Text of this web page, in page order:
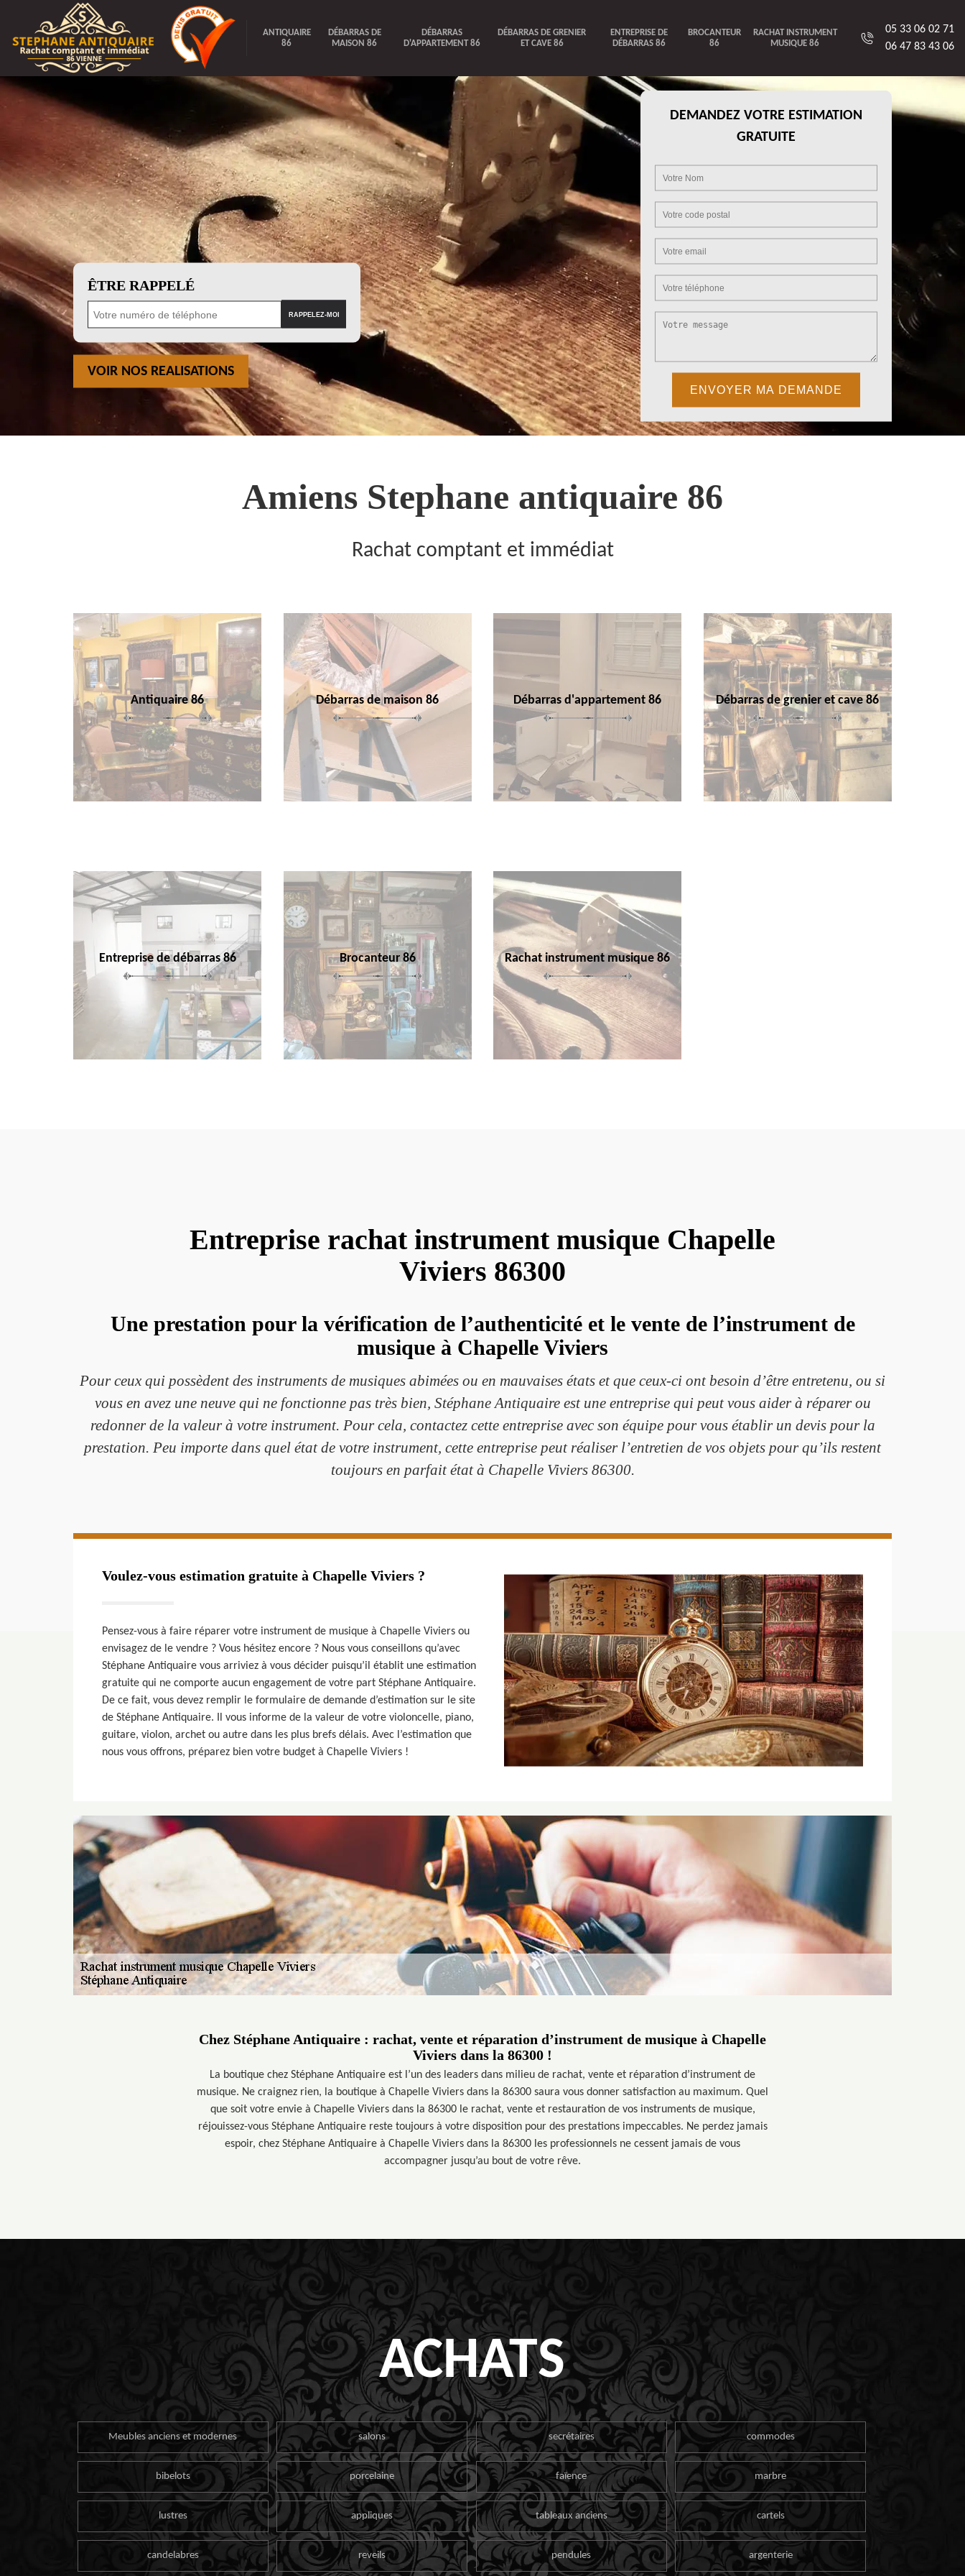
ANTIQUAIRE
86
DÉBARRAS DE
MAISON 86
DÉBARRAS
D'APPARTEMENT 86
DÉBARRAS DE GRENIER
ET CAVE 86
ENTREPRISE DE
DÉBARRAS 86
BROCANTEUR
86
RACHAT INSTRUMENT
MUSIQUE 86
05 33 06 02 71
06 47 83 43 06
ÊTRE RAPPELÉ
VOIR NOS REALISATIONS
DEMANDEZ VOTRE ESTIMATION
GRATUITE
Amiens Stephane antiquaire 86
Rachat comptant et immédiat
Antiquaire 86 Débarras de maison 86 Débarras d'appartement 86 Débarras de grenier et cave 86
Entreprise de débarras 86 Brocanteur 86 Rachat instrument musique 86
Entreprise rachat instrument musique Chapelle
Viviers 86300
Une prestation pour la vérification de l’authenticité et le vente de l’instrument de
musique à Chapelle Viviers
Pour ceux qui possèdent des instruments de musiques abimées ou en mauvaises états et que ceux-ci ont besoin d’être entretenu, ou si
vous en avez une neuve qui ne fonctionne pas très bien, Stéphane Antiquaire est une entreprise qui peut vous aider à réparer ou
redonner de la valeur à votre instrument. Pour cela, contactez cette entreprise avec son équipe pour vous établir un devis pour la
prestation. Peu importe dans quel état de votre instrument, cette entreprise peut réaliser l’entretien de vos objets pour qu’ils restent
toujours en parfait état à Chapelle Viviers 86300.
Voulez-vous estimation gratuite à Chapelle Viviers ?
Pensez-vous à faire réparer votre instrument de musique à Chapelle Viviers ou
envisagez de le vendre ? Vous hésitez encore ? Nous vous conseillons qu’avec
Stéphane Antiquaire vous arriviez à vous décider puisqu’il établit une estimation
gratuite qui ne comporte aucun engagement de votre part Stéphane Antiquaire.
De ce fait, vous devez remplir le formulaire de demande d’estimation sur le site
de Stéphane Antiquaire. Il vous informe de la valeur de votre violoncelle, piano,
guitare, violon, archet ou autre dans les plus brefs délais. Avec l’estimation que
nous vous offrons, préparez bien votre budget à Chapelle Viviers !
Chez Stéphane Antiquaire : rachat, vente et réparation d’instrument de musique à Chapelle
Viviers dans la 86300 !
La boutique chez Stéphane Antiquaire est l’un des leaders dans milieu de rachat, vente et réparation d’instrument de
musique. Ne craignez rien, la boutique à Chapelle Viviers dans la 86300 saura vous donner satisfaction au maximum. Quel
que soit votre envie à Chapelle Viviers dans la 86300 le rachat, vente et restauration de vos instruments de musique,
réjouissez-vous Stéphane Antiquaire reste toujours à votre disposition pour des prestations impeccables. Ne perdez jamais
espoir, chez Stéphane Antiquaire à Chapelle Viviers dans la 86300 les professionnels ne cessent jamais de vous
accompagner jusqu’au bout de votre rêve.
ACHATS
Meubles anciens et modernes salons secrétaires commodes
bibelots porcelaine faïence marbre
lustres appliques tableaux anciens cartels
candelabres reveils pendules argenterie